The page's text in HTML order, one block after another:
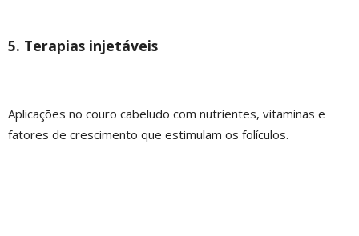
5. Terapias injetáveis
Aplicações no couro cabeludo com nutrientes, vitaminas e
fatores de crescimento que estimulam os folículos.